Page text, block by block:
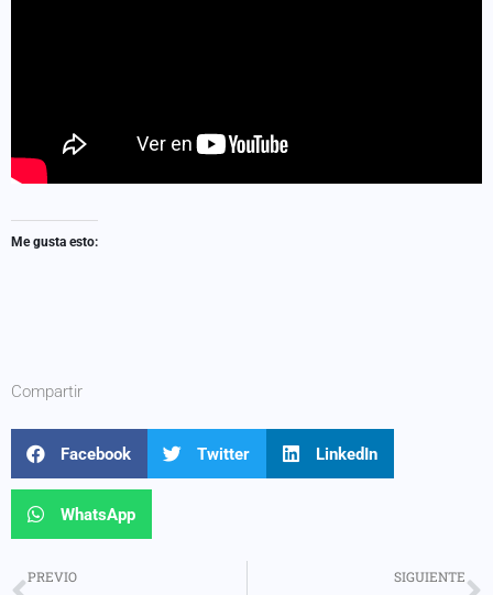
Me gusta esto:
Compartir
Facebook Twitter LinkedIn
WhatsApp
PREVIO SIGUIENTE